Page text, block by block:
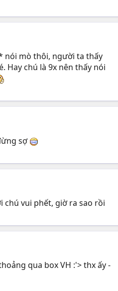
nói mò thôi, người ta thấy
Hay chú là 9x nên thấy nói
sợ
chú vui phết, giờ ra sao rồi
qua box VH :'> thx ấy -